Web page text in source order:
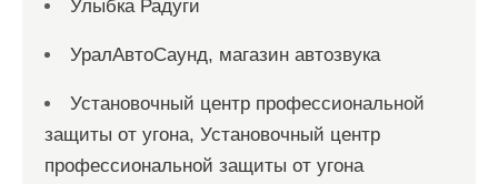
Улыбка Радуги
УралАвтоСаунд, магазин автозвука
Установочный центр профессиональной
защиты от угона, Установочный центр
профессиональной защиты от угона